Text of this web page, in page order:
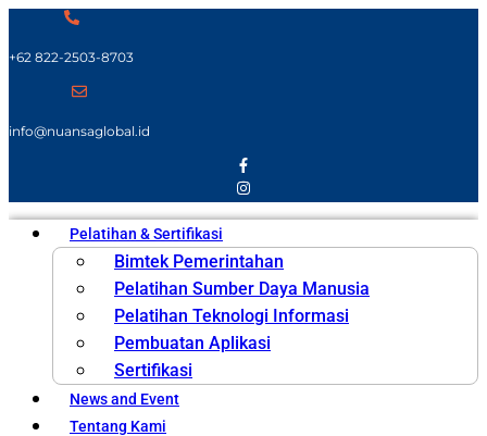
+62 822-2503-8703
info@nuansaglobal.id
Pelatihan & Sertifikasi
Bimtek Pemerintahan
Pelatihan Sumber Daya Manusia
Pelatihan Teknologi Informasi
Pembuatan Aplikasi
Sertifikasi
News and Event
Tentang Kami